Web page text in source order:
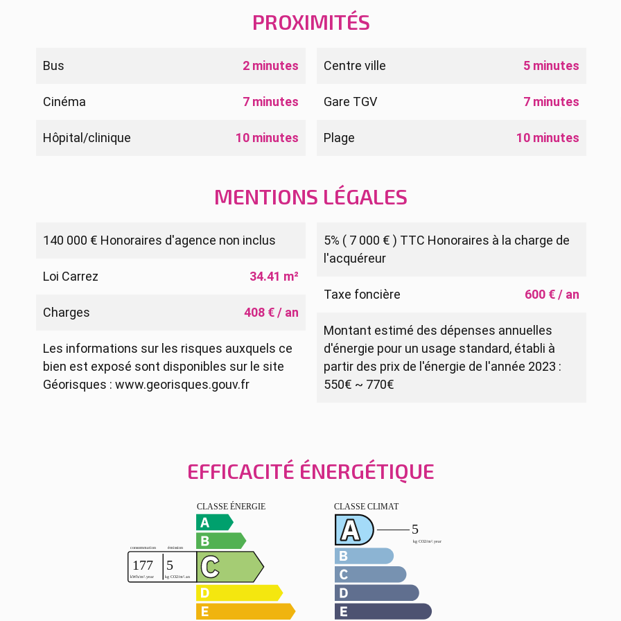
PROXIMITÉS
Bus 2 minutes Centre ville 5 minutes
Cinéma 7 minutes Gare TGV 7 minutes
Hôpital/clinique 10 minutes Plage 10 minutes
MENTIONS LÉGALES
140 000 € Honoraires d'agence non inclus
5% ( 7 000 € ) TTC Honoraires à la charge de
l'acquéreur
Loi Carrez
34.41 m²
Taxe foncière
600 € / an
Charges
408 € / an
Montant estimé des dépenses annuelles
d'énergie pour un usage standard, établi à
partir des prix de l'énergie de l'année 2023 :
550€ ~ 770€
Les informations sur les risques auxquels ce
bien est exposé sont disponibles sur le site
Géorisques : www.georisques.gouv.fr
EFFICACITÉ ÉNERGÉTIQUE